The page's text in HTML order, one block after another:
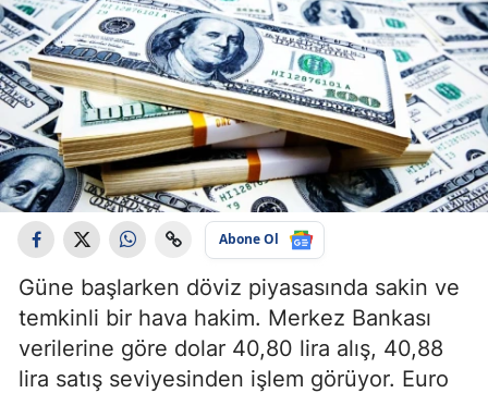
Abone Ol
Güne başlarken döviz piyasasında sakin ve
temkinli bir hava hakim. Merkez Bankası
verilerine göre dolar 40,80 lira alış, 40,88
lira satış seviyesinden işlem görüyor. Euro